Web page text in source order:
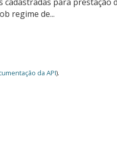
regime de...
da API).